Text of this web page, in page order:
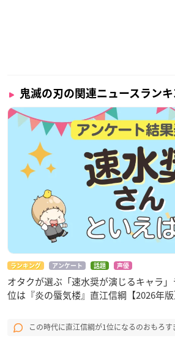
鬼滅の刃の関連ニュースランキ
ランキング アンケート 話題 声優
オタクが選ぶ「速水奨が演じるキャラ
位は『炎の蜃気楼』直江信綱【2026年版
この時代に直江信綱が1位になるのおもろ